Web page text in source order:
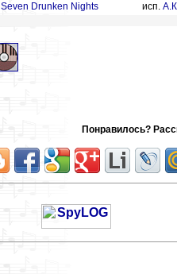
Seven Drunken Nights исп.
Понравилось?